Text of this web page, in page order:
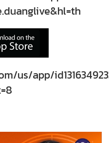
us/app/